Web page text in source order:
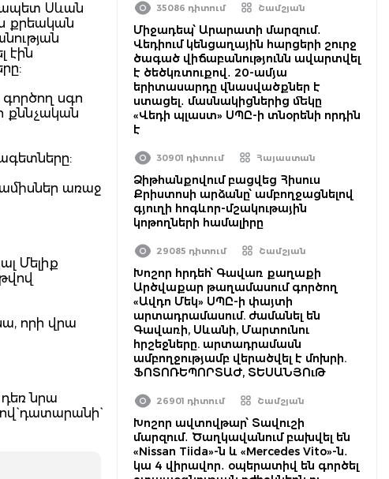
Սևան
քրեական
էին
գործող սգո
քննչական
ամիսներ առաջ
Մելիք
որի վրա
նրա
դատարանի`
35086 դիտում Շամշյան
Միջադեպ՝ Արարատի մարզում․
Վեդիում կենցաղային հարցերի շուրջ
ծագած վիճաբանությունն ավարտվել
է ծեծկռտուքով․ 20-ամյա
երիտասարդը վնասվածքներ է
ստացել․ մասնակիցներից մեկը
«Վեդի պլաստ» ՍՊԸ-ի տնօրենի որդին
է
30901 դիտում Հայաստան
Ձիթհանքովում բացվեց Հիսուս
Քրիստոսի արձանը՝ ամբողջացնելով
գյուղի հոգևոր-մշակութային
կոթողների համալիրը
29085 դիտում Շամշյան
Խոշոր հրդեհ՝ Գավառ քաղաքի
Արծվաքար թաղամասում գործող
«Ավդո Մեկ» ՍՊԸ-ի փայտի
արտադրամասում. ժամանել են
Գավառի, Սևանի, Մարտունու
հրշեջները. արտադրամասն
ամբողջությամբ վերածվել է մոխրի.
ՖՈՏՈՌԵՊՈՐՏԱԺ, ՏԵՍԱՆՅՈւԹ
26901 դիտում Շամշյան
Խոշոր ավտովթար՝ Տավուշի
մարզում․ Ծաղկավանում բախվել են
«Nissan Tiida»-ն և «Mercedes Vito»-ն․
կա 4 վիրավոր․ օպերատիվ են գործել